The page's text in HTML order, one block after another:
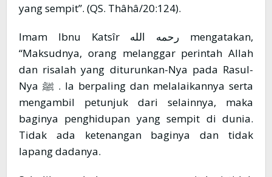
yang sempit”. (QS. Thâhâ/20:124).
Imam Ibnu Katsîr رحمه الله mengatakan,
“Maksudnya, orang melanggar perintah Allah
dan risalah yang diturunkan-Nya pada Rasul-
Nya ﷺ . Ia berpaling dan melalaikannya serta
mengambil petunjuk dari selainnya, maka
baginya penghidupan yang sempit di dunia.
Tidak ada ketenangan baginya dan tidak
lapang dadanya.